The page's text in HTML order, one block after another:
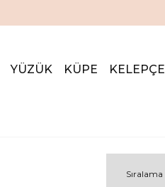
YÜZÜK KÜPE KELEPÇE